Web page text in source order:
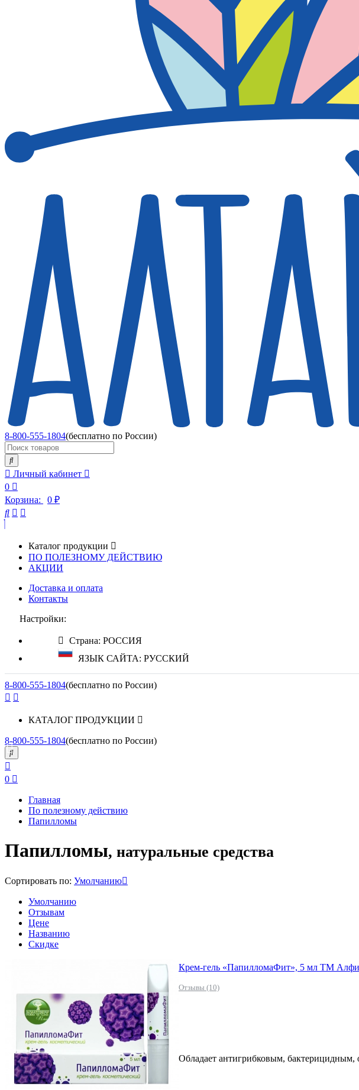
8-800-555-1804(бесплатно по России)
Личный кабинет
0
Корзина:
0 ₽
Каталог продукции
ПО ПОЛЕЗНОМУ ДЕЙСТВИЮ
АКЦИИ
Доставка и оплата
Контакты
Настройки:
Страна: РОССИЯ
ЯЗЫК САЙТА: РУССКИЙ
8-800-555-1804(бесплатно по России)
КАТАЛОГ ПРОДУКЦИИ
8-800-555-1804(бесплатно по России)
0
Главная
По полезному действию
Папилломы
Папилломы, натуральные средства
Сортировать по: Умолчанию
Умолчанию
Отзывам
Цене
Названию
Скидке
Крем-гель «ПапилломаФит», 5 мл ТМ
Отзывы (10)
Обладает антигрибковым,